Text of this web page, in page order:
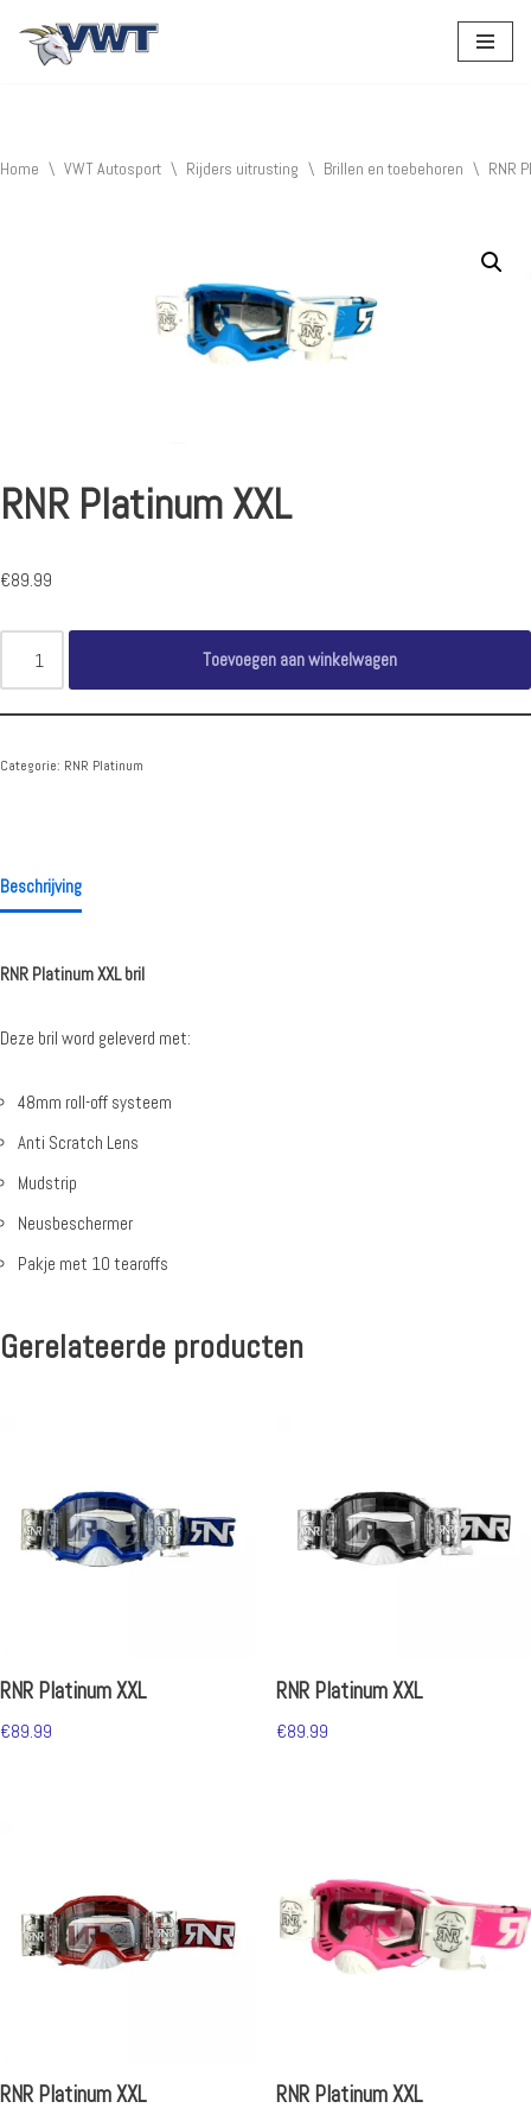
Home \ VWT Autosport \ Rijders uitrusting \ Brillen en toebehoren \ RNR
RNR Platinum XXL
€89.99
Toevoegen aan winkelwagen
Categorie: RNR Platinum
Beschrijving
RNR Platinum XXL bril
Deze bril word geleverd met:
48mm roll-off systeem
Anti Scratch Lens
Mudstrip
Neusbeschermer
Pakje met 10 tearoffs
Gerelateerde producten
RNR Platinum XXL
€89.99
RNR Platinum XXL
€89.99
RNR Platinum XXL RNR Platinum XXL